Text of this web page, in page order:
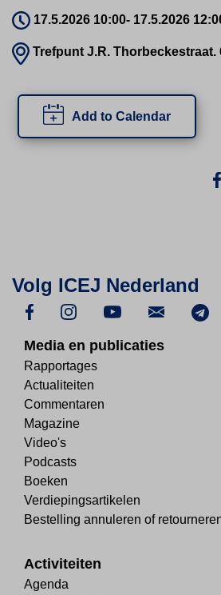
17.5.2026 10:00- 17.5.2026
Trefpunt J.R. Thorbeckestraat.
Add to Calendar
Volg ICEJ Nederland
Media en publicaties
Rapportages
Actualiteiten
Commentaren
Magazine
Video's
Podcasts
Boeken
Verdiepingsartikelen
Bestelling annuleren of
Activiteiten
Agenda